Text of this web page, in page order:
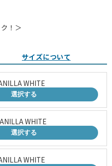
！＞
サイズについて
WHITE
選択する
WHITE
選択する
WHITE